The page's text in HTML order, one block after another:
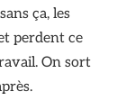
ça, les
perdent ce
On sort